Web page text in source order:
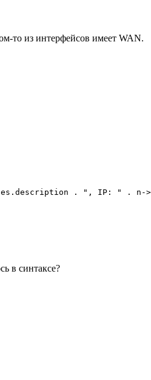
то из интерфейсов имеет WAN.
. ", IP: " . n-
в синтаксе?